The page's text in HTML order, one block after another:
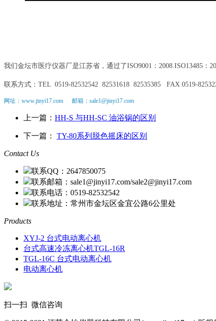
我们金坛市医疗仪器厂是江苏省，通过了ISO9001：2008.ISO13485
联系方式：TEL 0519-82532542 82531618 82535385 FAX 0519-
网址：www.jinyi17.com 邮箱：sale1@jinyi17.com
上一篇： HH-S 与HH-SC 油浴锅的区别
下一篇： TY-80系列脱色摇床的区别
Contact Us
联系QQ：2647850075
联系邮箱：sale1@jinyi17.com/sale2@jinyi17.com
联系电话：0519-82532542
联系地址：常州市金坛区金宜公路6公里处
Products
XYJ-2 台式电动离心机
台式高速冷冻离心机TGL-16R
TGL-16C 台式电动离心机
电动离心机
扫一扫 微信咨询